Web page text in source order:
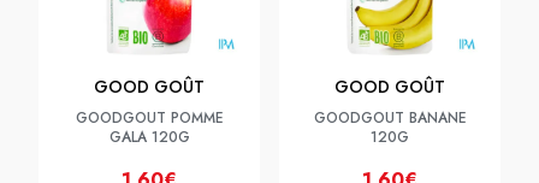
GOOD GOÛT
GOODGOUT POMME
GALA 120G
GOOD GOÛT
GOODGOUT BANANE
120G